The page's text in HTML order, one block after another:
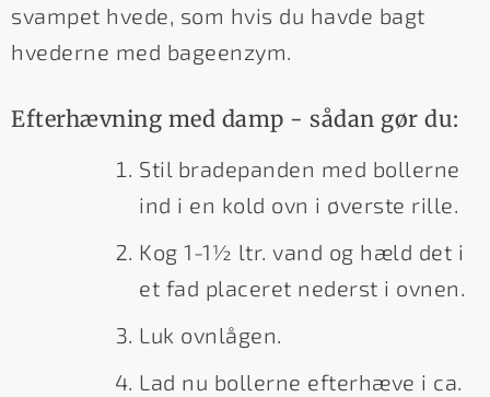
svampet hvede, som hvis du havde bagt
hvederne med bageenzym.
Efterhævning med damp - sådan gør du:
Stil bradepanden med bollerne
ind i en kold ovn i øverste rille.
Kog 1-1½ ltr. vand og hæld det i
et fad placeret nederst i ovnen.
Luk ovnlågen.
Lad nu bollerne efterhæve i ca.